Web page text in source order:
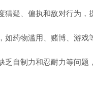
疑、偏执和敌对行为，
如药物滥用、赌博、游
自制力和忍耐力等问